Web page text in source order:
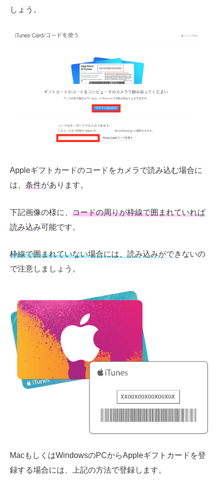
しょう。
Appleギフトカードのコードをカメラで読み込む場合に
は、 条件があります。
下記画像の様に、 コードの周りが枠線で囲まれていれば
読み込み可能です。
枠線で囲まれていない場合には、読み込みができないの
で注意しましょう。
MacもしくはWindowsのPCからAppleギフトカードを登
録する場合には、上記の方法で登録します。